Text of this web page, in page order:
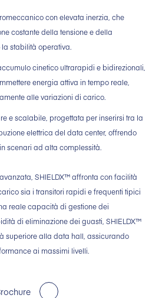
con elevata inerzia, che
costante della tensione e della
stabilità operativa.
cinetico ultrarapidi e bidirezionali,
energia attiva in tempo reale,
alle variazioni di carico.
e scalabile, progettata per inserirsi tra la
elettrica del data center, offrendo
scenari ad alta complessità.
SHIELDX™ affronta con facilità
sia i transitori rapidi e frequenti tipici
reale capacità di gestione dei
di eliminazione dei guasti, SHIELDX™
superiore alla data hall, assicurando
ai massimi livelli.